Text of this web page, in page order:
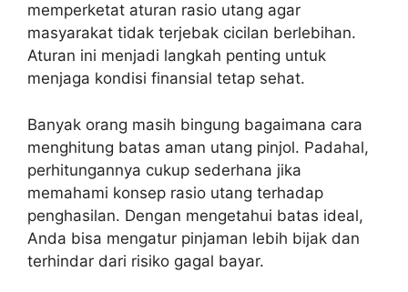
memperketat aturan rasio utang agar
masyarakat tidak terjebak cicilan berlebihan.
Aturan ini menjadi langkah penting untuk
menjaga kondisi finansial tetap sehat.
Banyak orang masih bingung bagaimana cara
menghitung batas aman utang pinjol. Padahal,
perhitungannya cukup sederhana jika
memahami konsep rasio utang terhadap
penghasilan. Dengan mengetahui batas ideal,
Anda bisa mengatur pinjaman lebih bijak dan
terhindar dari risiko gagal bayar.